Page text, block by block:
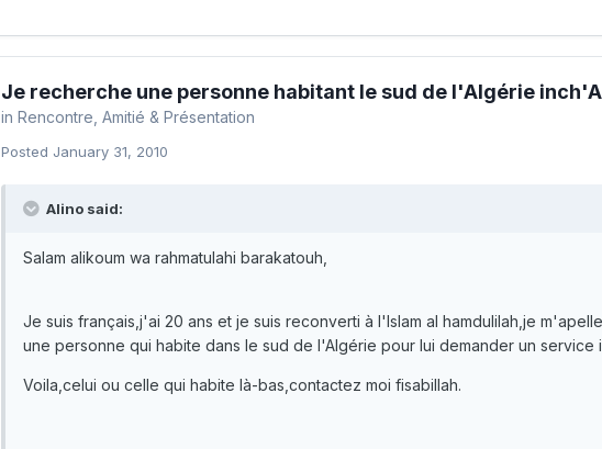
Je recherche une personne habitant le sud de l'Algérie
in Rencontre, Amitié & Présentation
Posted January 31, 2010
Alino said:
Salam alikoum wa rahmatulahi barakatouh,
Je suis français,j'ai 20 ans et je suis reconverti à l'Islam al hamdulilah,je
une personne qui habite dans le sud de l'Algérie pour lui demander un service
Voila,celui ou celle qui habite là-bas,contactez moi fisabillah.